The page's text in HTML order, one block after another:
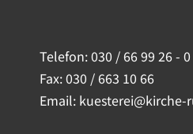
Telefon:030 / 66 99 26 - 0
Fax: 030 / 663 10 66
Email: kuesterei@kirche-